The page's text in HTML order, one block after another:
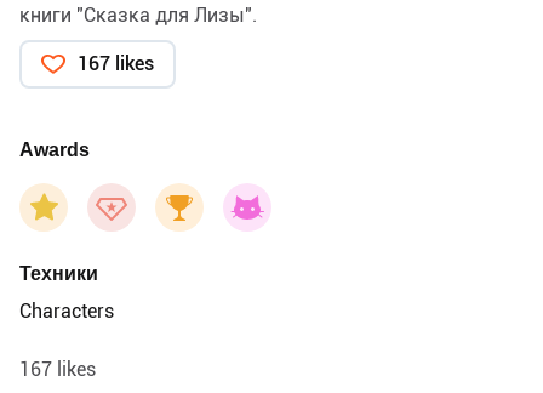
книги "Сказка для Лизы".
167 likes
Awards
Техники
Characters
167 likes